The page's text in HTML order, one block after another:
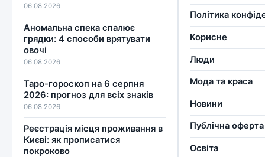
06.08.2026
Аномальна спека спалює
грядки: 4 способи врятувати
овочі
06.08.2026
Таро-гороскоп на 6 серпня
2026: прогноз для всіх знаків
06.08.2026
Реєстрація місця проживання в
Києві: як прописатися
покроково
Політика
Корисне
Люди
Мода та краса
Новини
Публічна оферта
Освіта